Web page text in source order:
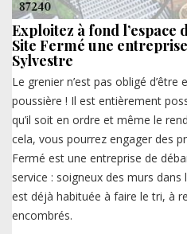
Exploitez à fond l’espace
Site Fermé une
Sylvestre
Le grenier n’est pas obligé
poussière ! Il est entièrement
qu’il soit en ordre et même le
cela, vous pourrez engager des
Fermé est une entreprise de
service : soigneux des murs
est déjà habituée à faire le tri, à
encombrés.